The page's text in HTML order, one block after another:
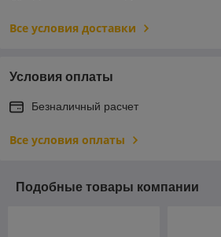
Все условия доставки
Условия оплаты
Безналичный расчет
Все условия оплаты
Подобные товары компании